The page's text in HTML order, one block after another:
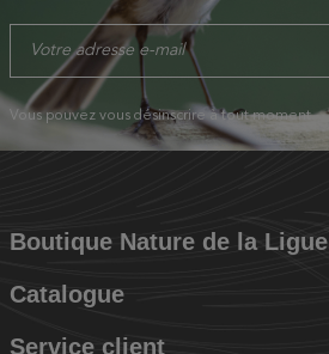
Vous pouvez vous désinscrire à tout moment.
Boutique Nature de la Ligue
Catalogue
Service client